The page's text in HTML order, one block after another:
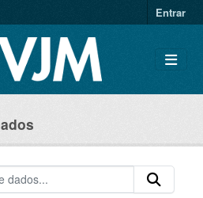
Entrar